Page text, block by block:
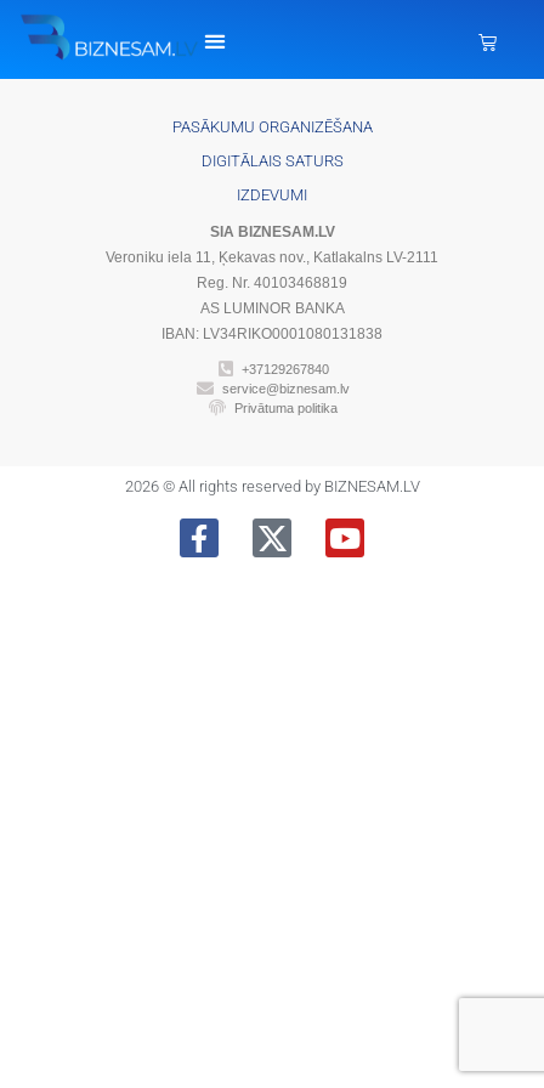
PASĀKUMU ORGANIZĒŠANA
DIGITĀLAIS SATURS
IZDEVUMI
SIA BIZNESAM.LV
Veroniku iela 11, Ķekavas nov., Katlakalns LV-2111
Reg. Nr. 40103468819
AS LUMINOR BANKA
IBAN: LV34RIKO0001080131838
+37129267840
service@biznesam.lv
Privātuma politika
2026 © All rights reserved by BIZNESAM.LV